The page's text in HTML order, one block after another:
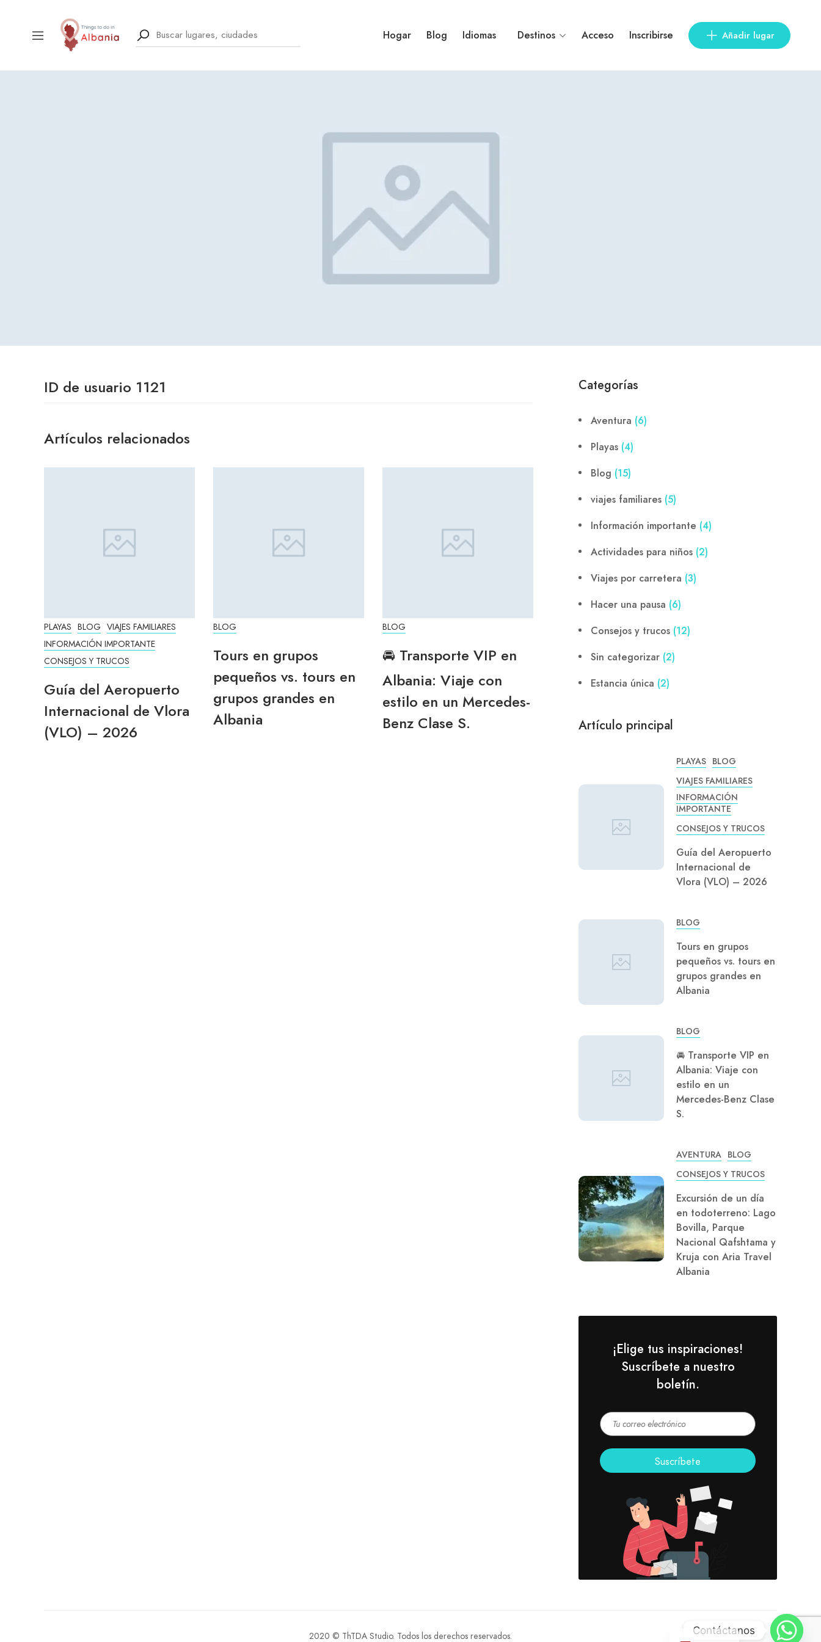
Hogar Blog Idiomas Destinos Acceso Inscribirse Añadir lugar
ID de usuario 1121
Artículos relacionados
PLAYAS BLOG VIAJES FAMILIARES
INFORMACIÓN IMPORTANTE
CONSEJOS Y TRUCOS
Guía del Aeropuerto
Internacional de Vlora
(VLO) – 2026
BLOG
Tours en grupos
pequeños vs. tours en
grupos grandes en
Albania
BLOG
🚘 Transporte VIP en
Albania: Viaje con
estilo en un Mercedes-
Benz Clase S.
Categorías
Aventura (6)
Playas (4)
Blog (15)
viajes familiares (5)
Información importante (4)
Actividades para niños (2)
Viajes por carretera (3)
Hacer una pausa (6)
Consejos y trucos (12)
Sin categorizar (2)
Estancia única (2)
Artículo principal
PLAYAS BLOG
VIAJES FAMILIARES
INFORMACIÓN
IMPORTANTE
CONSEJOS Y TRUCOS
Guía del Aeropuerto
Internacional de
Vlora (VLO) – 2026
BLOG
Tours en grupos
pequeños vs. tours en
grupos grandes en
Albania
BLOG
🚘 Transporte VIP en
Albania: Viaje con
estilo en un
Mercedes-Benz Clase
S.
AVENTURA BLOG
CONSEJOS Y TRUCOS
Excursión de un día
en todoterreno: Lago
Bovilla, Parque
Nacional Qafshtama y
Kruja con Aria Travel
Albania
¡Elige tus inspiraciones!
Suscríbete a nuestro
boletín.
2020 © ThTDA Studio. Todos los derechos reservados.
Contáctanos